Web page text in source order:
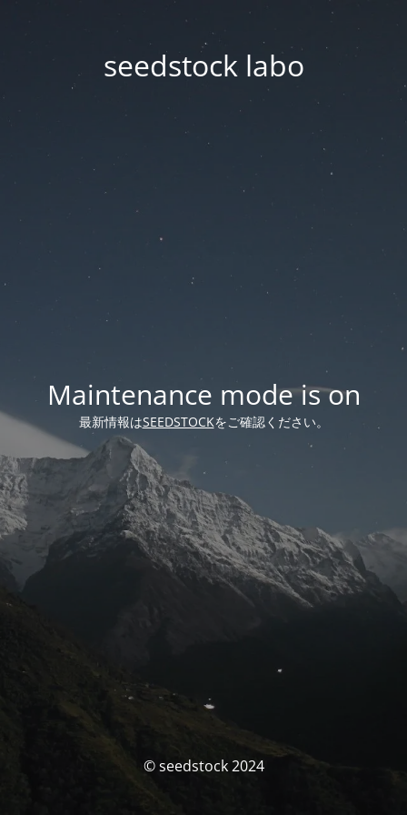
seedstock labo
Maintenance mode is on
最新情報はSEEDSTOCKをご確認ください。
© seedstock 2024